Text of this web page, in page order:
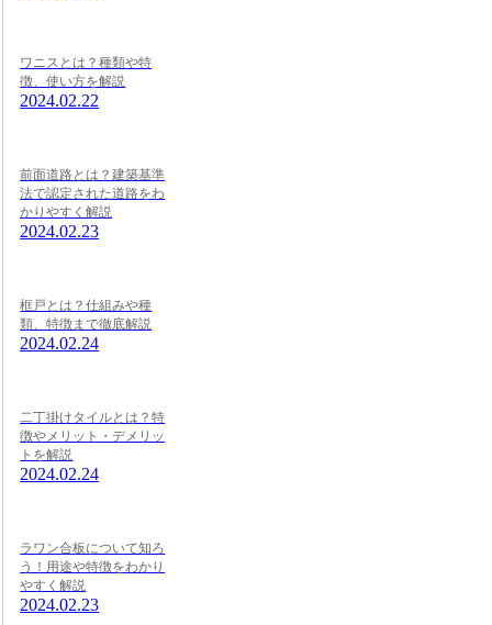
ワニスとは？種類や特
徴、使い方を解説
2024.02.22
前面道路とは？建築基準
法で認定された道路をわ
かりやすく解説
2024.02.23
框戸とは？仕組みや種
類、特徴まで徹底解説
2024.02.24
二丁掛けタイルとは？特
徴やメリット・デメリッ
トを解説
2024.02.24
ラワン合板について知ろ
う！用途や特徴をわかり
やすく解説
2024.02.23